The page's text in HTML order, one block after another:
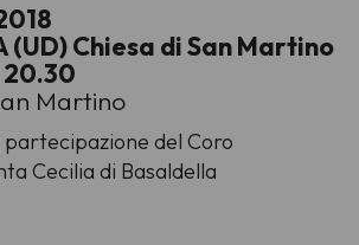
(UD) Chiesa di San Martino
20.30
Martino
partecipazione del Coro
Cecilia di Basaldella